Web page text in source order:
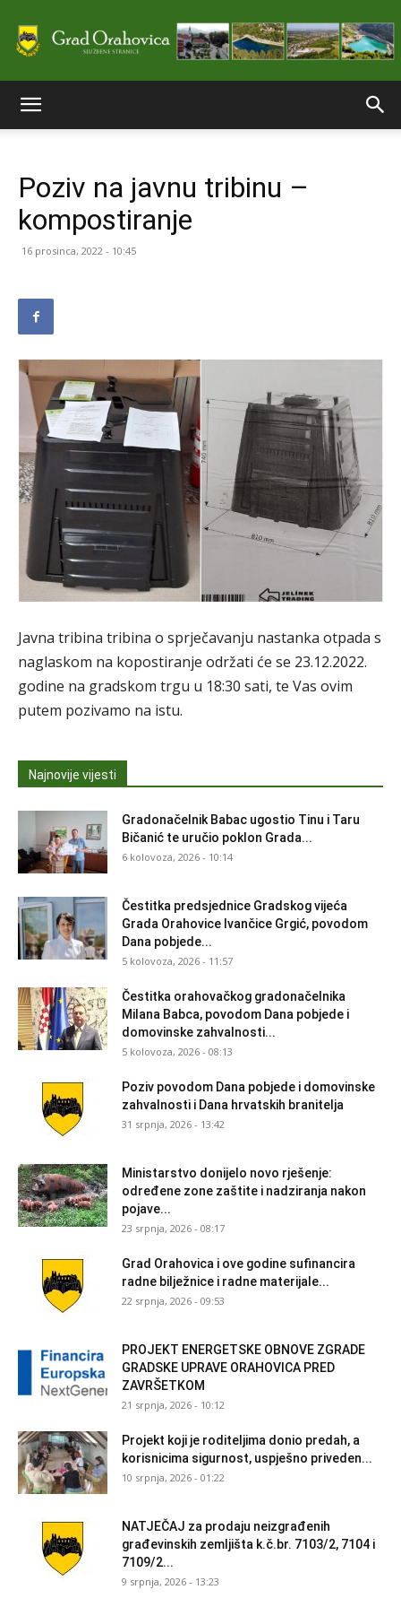
stranice
Poziv na javnu tribinu –
kompostiranje
16 prosinca, 2022 - 10:45
Javna tribina tribina o sprječavanju nastanka otpada s
naglaskom na kopostiranje održati će se 23.12.2022.
godine na gradskom trgu u 18:30 sati, te Vas ovim
putem pozivamo na istu.
Najnovije vijesti
Gradonačelnik Babac ugostio Tinu i Taru
Bičanić te uručio poklon Grada...
6 kolovoza, 2026 - 10:14
Čestitka predsjednice Gradskog vijeća
Grada Orahovice Ivančice Grgić, povodom
Dana pobjede...
5 kolovoza, 2026 - 11:57
Čestitka orahovačkog gradonačelnika
Milana Babca, povodom Dana pobjede i
domovinske zahvalnosti...
5 kolovoza, 2026 - 08:13
Poziv povodom Dana pobjede i domovinske
zahvalnosti i Dana hrvatskih branitelja
31 srpnja, 2026 - 13:42
Ministarstvo donijelo novo rješenje:
određene zone zaštite i nadziranja nakon
pojave...
23 srpnja, 2026 - 08:17
Grad Orahovica i ove godine sufinancira
radne bilježnice i radne materijale...
22 srpnja, 2026 - 09:53
PROJEKT ENERGETSKE OBNOVE ZGRADE
GRADSKE UPRAVE ORAHOVICA PRED
ZAVRŠETKOM
21 srpnja, 2026 - 10:12
Projekt koji je roditeljima donio predah, a
korisnicima sigurnost, uspješno priveden...
10 srpnja, 2026 - 01:22
NATJEČAJ za prodaju neizgrađenih
građevinskih zemljišta k.č.br. 7103/2, 7104 i
7109/2...
9 srpnja, 2026 - 13:23